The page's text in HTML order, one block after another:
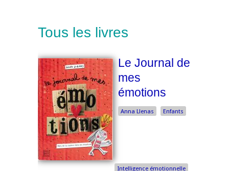
Tous les livres
Le Journal de
mes
émotions
Anna Llenas Enfants
Intelligence émotionnelle